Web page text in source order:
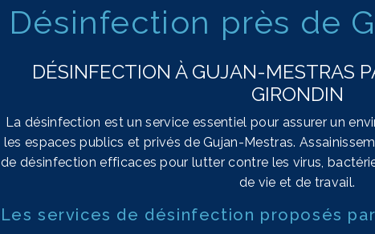
Désinfection près de
DÉSINFECTION À GUJAN-MESTRAS
GIRONDIN
La désinfection est un service essentiel pour assurer un
les espaces publics et privés de Gujan-Mestras.
de désinfection efficaces pour lutter contre les virus,
de vie et de travail.
Les services de désinfection proposés